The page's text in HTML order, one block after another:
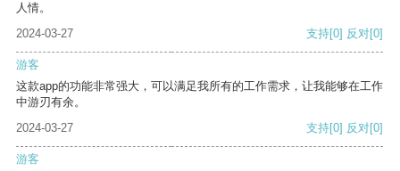
人情。
2024-03-27
支持[0] 反对[0]
游客
这款app的功能非常强大，可以满足我所有的工作需求，让我能够在工作
中游刃有余。
2024-03-27
支持[0] 反对[0]
游客